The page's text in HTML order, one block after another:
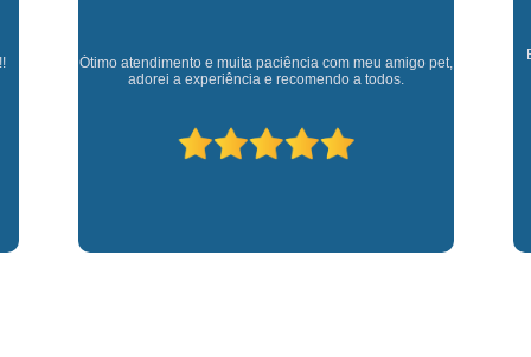
Ozonioterapia em Cães
Ozonioterapia para Cachorro São
Experiência muito boa, trata meus animaizinhos super
bem além de ter ótimos doutores que estão sempre
disponíveis para retirar dúvidas.